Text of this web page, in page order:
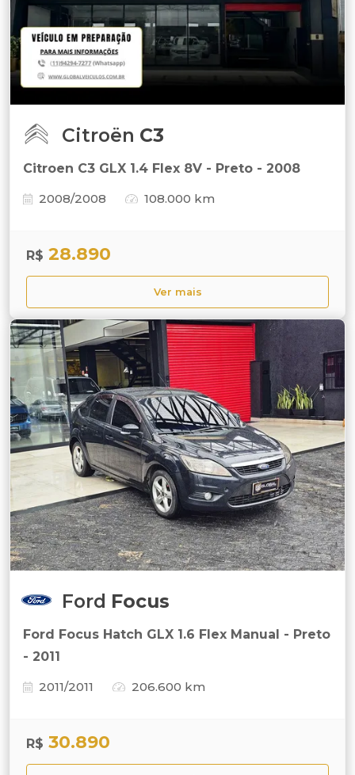
Citroën C3
Citroen C3 GLX 1.4 Flex 8V - Preto - 2008
2008/2008
108.000 km
R$ 28.890
Ver mais
Ford Focus
Ford Focus Hatch GLX 1.6 Flex Manual - Preto
- 2011
2011/2011
206.600 km
R$ 30.890